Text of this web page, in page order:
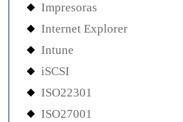
Impresoras
Internet Explorer
Intune
iSCSI
ISO22301
ISO27001